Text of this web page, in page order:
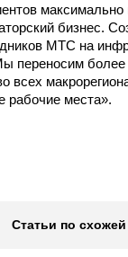
максимально
бизнес.
МТС на
переносим
рабочие места».
Статьи по